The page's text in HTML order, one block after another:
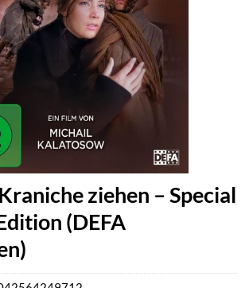
ziehen – Special
(DEFA